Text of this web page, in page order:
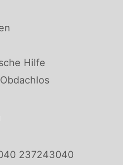
Hilfe
237243040